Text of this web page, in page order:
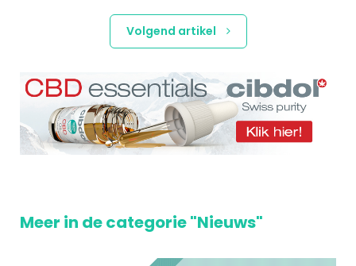
Volgend artikel
Meer in de categorie "Nieuws"